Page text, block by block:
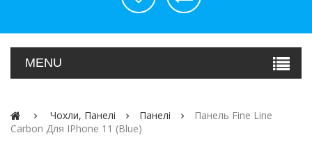
MENU
Чохли, Панелі Панелі
Панель Fine Line
Carbon Для IPhone 11 (blue)